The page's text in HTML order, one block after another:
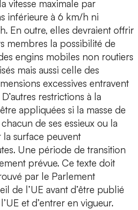
vitesse maximale par
inférieure à 6 km/h ni
En outre, elles devraient offrir
membres la possibilité de
engins mobiles non routiers
mais aussi celle des
excessives entravent
restrictions à la
appliquées si la masse de
de ses essieux ou la
surface peuvent
Une période de transition
prévue. Ce texte doit
par le Parlement
de l’UE avant d’être publié
et d’entrer en vigueur.